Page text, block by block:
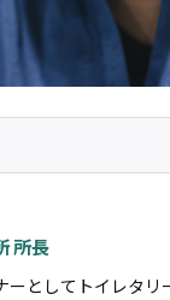
所長
としてトイレタ